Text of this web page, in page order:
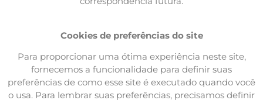
Cookies de preferências do site
Para proporcionar uma ótima experiência neste site,
fornecemos a funcionalidade para definir suas
preferências de como esse site é executado quando você
o usa. Para lembrar suas preferências, precisamos definir